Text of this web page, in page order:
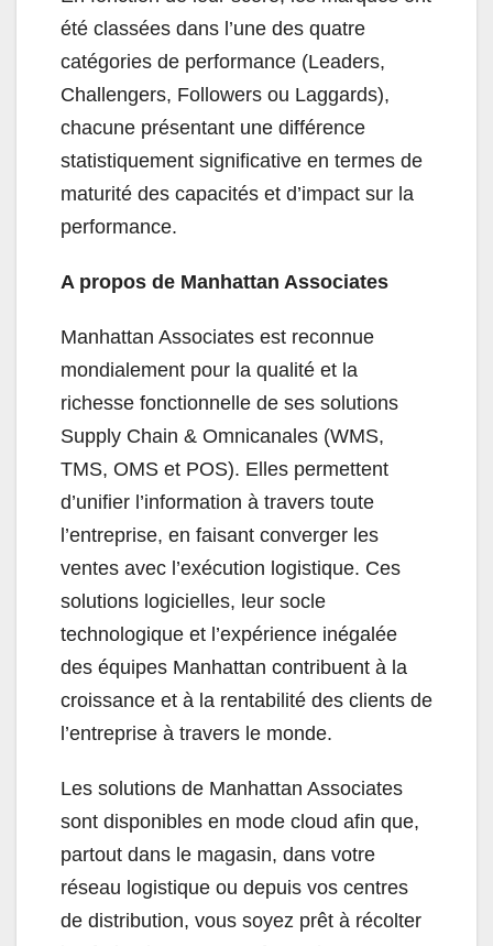
été classées dans l’une des quatre
catégories de performance (Leaders,
Challengers, Followers ou Laggards),
chacune présentant une différence
statistiquement significative en termes de
maturité des capacités et d’impact sur la
performance.
A propos de Manhattan Associates
Manhattan Associates est reconnue
mondialement pour la qualité et la
richesse fonctionnelle de ses solutions
Supply Chain & Omnicanales (WMS,
TMS, OMS et POS). Elles permettent
d’unifier l’information à travers toute
l’entreprise, en faisant converger les
ventes avec l’exécution logistique. Ces
solutions logicielles, leur socle
technologique et l’expérience inégalée
des équipes Manhattan contribuent à la
croissance et à la rentabilité des clients de
l’entreprise à travers le monde.
Les solutions de Manhattan Associates
sont disponibles en mode cloud afin que,
partout dans le magasin, dans votre
réseau logistique ou depuis vos centres
de distribution, vous soyez prêt à récolter